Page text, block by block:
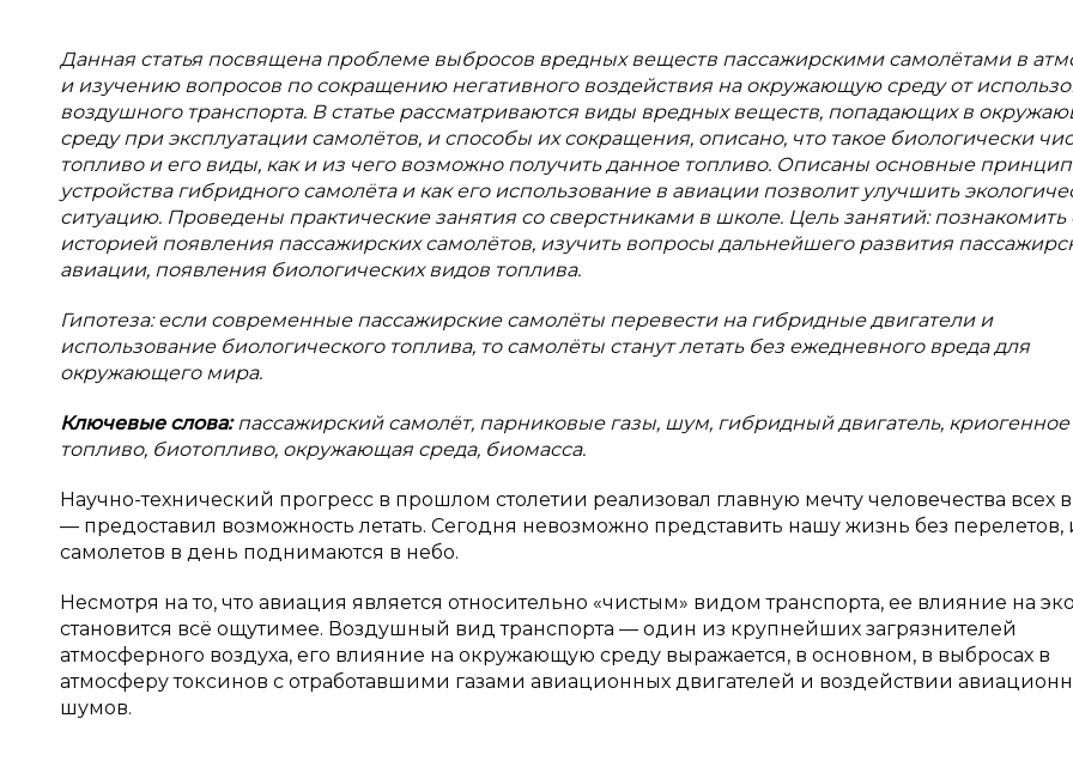
Данная статья посвящена проблеме выбросов вредных веществ пассажирскими самолётами в
и изучению вопросов по сокращению негативного воздействия на окружающую среду от
воздушного транспорта. В статье рассматриваются виды вредных веществ, попадающих в
среду при эксплуатации самолётов, и способы их сокращения, описано, что такое биологически
топливо и его виды, как и из чего возможно получить данное топливо. Описаны основные
устройства гибридного самолёта и как его использование в авиации позволит улучшить
ситуацию. Проведены практические занятия со сверстниками в школе. Цель занятий: познакомить
историей появления пассажирских самолётов, изучить вопросы дальнейшего развития
авиации, появления биологических видов топлива.
Гипотеза: если современные пассажирские самолёты перевести на гибридные двигатели и
использование биологического топлива, то самолёты станут летать без ежедневного вреда для
окружающего мира.
Ключевые слова:пассажирский самолёт, парниковые газы, шум, гибридный двигатель, криогенное
топливо, биотопливо, окружающая среда, биомасса.
Научно-технический прогресс в прошлом столетии реализовал главную мечту человечества всех
— предоставил возможность летать. Сегодня невозможно представить нашу жизнь без перелетов,
самолетов в день поднимаются в небо.
Несмотря на то, что авиация является относительно «чистым» видом транспорта, ее влияние на
становится всё ощутимее. Воздушный вид транспорта — один из крупнейших загрязнителей
атмосферного воздуха, его влияние на окружающую среду выражается, в основном, в выбросах в
атмосферу токсинов с отработавшими газами авиационных двигателей и воздействии
шумов.